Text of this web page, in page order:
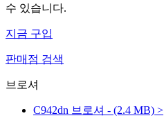
수 있습니다.
지금 구입
판매점 검색
브로셔
C942dn 브로셔 - (2.4 MB) >